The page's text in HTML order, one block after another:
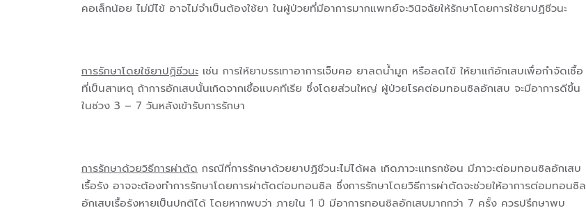
คอเล็กน้อย ไม่มีไข้ อาจไม่จำเป็นต้องใช้ยา ในผู้ป่วยที่มีอาการมากแพทย์จะวินิจฉัยให้รักษาโดยการใช้ยาปฏิชีวนะ
การรักษาโดยใช้ยาปฏิชีวนะ เช่น การให้ยาบรรเทาอาการเจ็บคอ ยาลดน้ำมูก หรือลดไข้ ให้ยาแก้อักเสบเพื่อกำจัดเชื้อ
ที่เป็นสาเหตุ ถ้าการอักเสบนั้นเกิดจากเชื้อแบคทีเรีย ซึ่งโดยส่วนใหญ่ ผู้ป่วยโรคต่อมทอนซิลอักเสบ จะมีอาการดีขึ้น
ในช่วง 3 – 7 วันหลังเข้ารับการรักษา
การรักษาด้วยวิธีการผ่าตัด กรณีที่การรักษาด้วยยาปฏิชีวนะไม่ได้ผล เกิดภาวะแทรกซ้อน มีภาวะต่อมทอนซิลอักเสบ
เรื้อรัง อาจจะต้องทำการรักษาโดยการผ่าตัดต่อมทอนซิล ซึ่งการรักษาโดยวิธีการผ่าตัดจะช่วยให้อาการต่อมทอนซิล
อักเสบเรื้อรังหายเป็นปกติได้ โดยหากพบว่า ภายใน 1 ปี มีอาการทอนซิลอักเสบมากกว่า 7 ครั้ง ควรปรึกษาพบ